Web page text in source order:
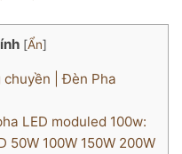
[Ẩn]
chuyền | Đèn Pha
LED moduled 100w:
50W 100W 150W 200W